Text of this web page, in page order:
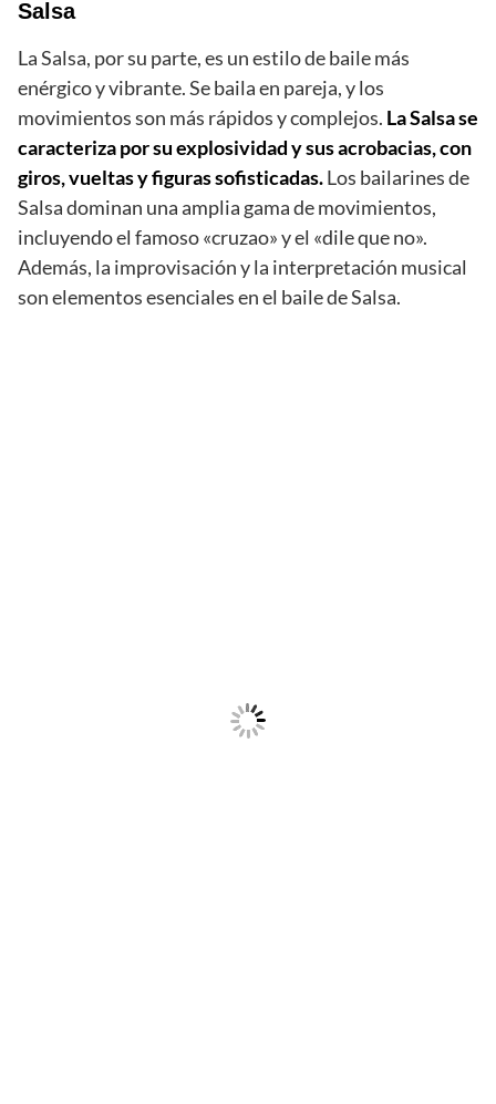
Salsa
La Salsa, por su parte, es un estilo de baile más
enérgico y vibrante. Se baila en pareja, y los
movimientos son más rápidos y complejos. La Salsa se
caracteriza por su explosividad y sus acrobacias, con
giros, vueltas y figuras sofisticadas.Los bailarines de
Salsa dominan una amplia gama de movimientos,
incluyendo el famoso «cruzao» y el «dile que no».
Además, la improvisación y la interpretación musical
son elementos esenciales en el baile de Salsa.